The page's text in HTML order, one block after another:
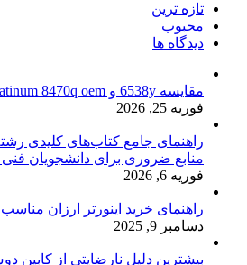
تازه ترین
محبوب
دیدگاه ها
مقایسه 6538y و intel xeon platinum 8470q oem
فوریه 25, 2026
راهنمای جامع کتاب‌های کلیدی
منابع ضروری برای دانشجویان
فوریه 6, 2026
راهنمای خرید اینورتر ارزان مناسب
دسامبر 9, 2025
بیشترین دلیل نارضایتی از